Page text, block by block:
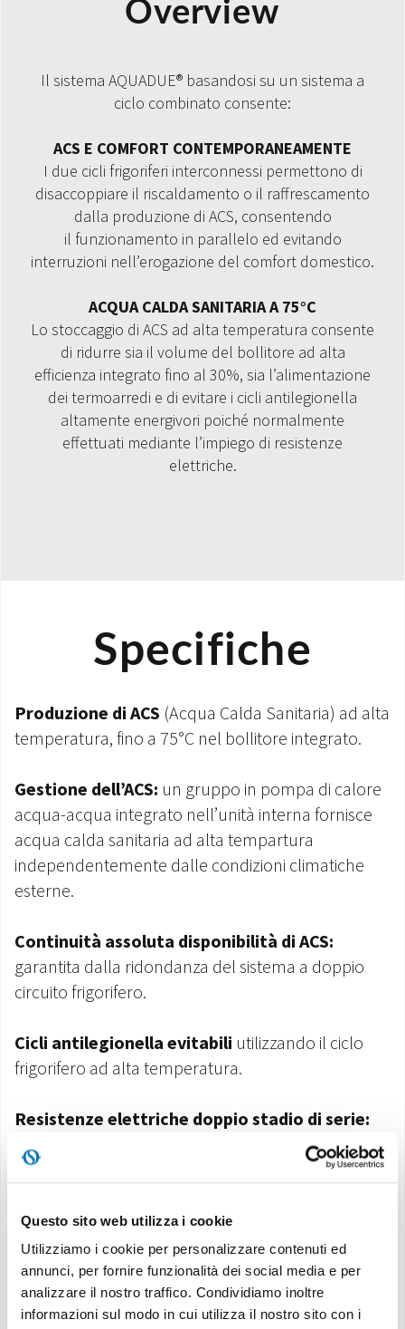
Questo sito web utilizza i cookie
Utilizziamo i cookie per personalizzare contenuti ed
annunci, per fornire funzionalità dei social media e per
analizzare il nostro traffico. Condividiamo inoltre
informazioni sul modo in cui utilizza il nostro sito con i
Overview
Il sistema AQUADUE® basandosi su un sistema a
ciclo combinato consente:
ACS E COMFORT CONTEMPORANEAMENTE
I due cicli frigoriferi interconnessi permettono di
disaccoppiare il riscaldamento o il raffrescamento
dalla produzione di ACS, consentendo
il funzionamento in parallelo ed evitando
interruzioni nell’erogazione del comfort domestico.
ACQUA CALDA SANITARIA A 75°C
Lo stoccaggio di ACS ad alta temperatura consente
di ridurre sia il volume del bollitore ad alta
efficienza integrato fino al 30%, sia l’alimentazione
dei termoarredi e di evitare i cicli antilegionella
altamente energivori poiché normalmente
effettuati mediante l’impiego di resistenze
elettriche.
Specifiche
Produzione di ACS (Acqua Calda Sanitaria) ad alta
temperatura, fino a 75°C nel bollitore integrato.
Gestione dell’ACS: un gruppo in pompa di calore
acqua-acqua integrato nell’unità interna fornisce
acqua calda sanitaria ad alta tempartura
independentemente dalle condizioni climatiche
esterne.
Continuità assoluta disponibilità di ACS:
garantita dalla ridondanza del sistema a doppio
circuito frigorifero.
Cicli antilegionella evitabili utilizzando il ciclo
frigorifero ad alta temperatura.
Resistenze elettriche doppio stadio di serie:
attivazione resistenza singola o doppia a supporto
della pompa di calore tramite una semplice
stadio viene attivato secondo la reale necessità di
potenza termica, al fine di ottimizzare il consumo
elettrico.
Set Point configurabili: due set point in